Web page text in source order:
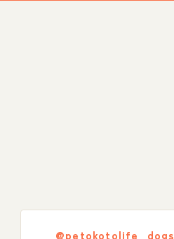
@petokotolife_dogs